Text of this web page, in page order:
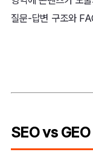
질문-답변 구조와
SEO vs GEO